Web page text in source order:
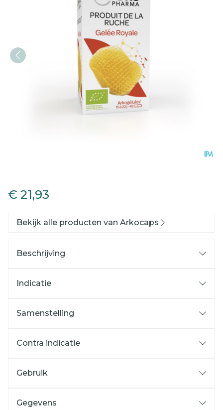
€ 21,93
Bekijk alle producten van Arkocaps
Beschrijving
Indicatie
Samenstelling
Contra indicatie
Gebruik
Gegevens